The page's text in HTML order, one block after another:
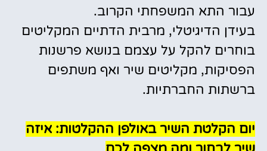
עבור התא המשפחתי הקרוב.
בעידן הדיגיטלי, מרבית הדתיים המקליטים
בוחרים להקל על עצמם בנושא פרשנות
הפסיקות, מקליטים שיר ואף משתפים
ברשתות החברתיות.
יום הקלטת השיר באולפן ההקלטות: איזה